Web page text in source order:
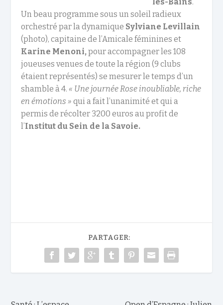
Un beau programme sous un soleil radieux
orchestré par la dynamique Sylviane Levillain
(photo), capitaine de l’Amicale féminines et
Karine Menoni, pour accompagner les 108
joueuses venues de toute la région (9 clubs
étaient représentés) se mesurer le temps d’un
shamble à 4. « Une journée Rose inoubliable, riche
en émotions » qui a fait l’unanimité et qui a
permis de récolter 3200 euros au profit de
l’Institut du Sein de la Savoie.
PARTAGER: